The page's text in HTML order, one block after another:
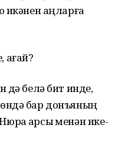
икəнен аңларға
ағай?
дə белə бит инде,
бар донъяның
ҡарсыҡ менəн ике-